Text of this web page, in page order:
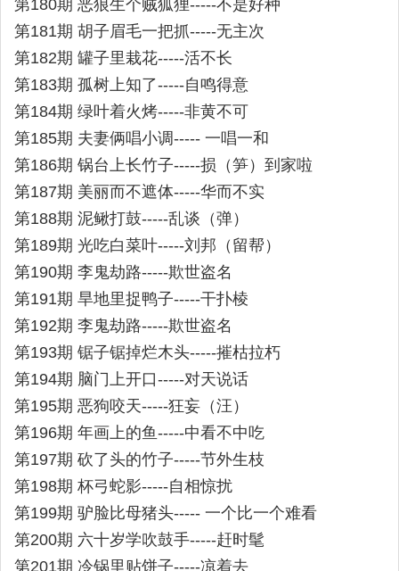
第180期 恶狼生个贼狐狸-----不是好种
第181期 胡子眉毛一把抓-----无主次
第182期 罐子里栽花-----活不长
第183期 孤树上知了-----自鸣得意
第184期 绿叶着火烤-----非黄不可
第185期 夫妻俩唱小调----- 一唱一和
第186期 锅台上长竹子-----损（笋）到家啦
第187期 美丽而不遮体-----华而不实
第188期 泥鳅打鼓-----乱谈（弹）
第189期 光吃白菜叶-----刘邦（留帮）
第190期 李鬼劫路-----欺世盗名
第191期 旱地里捉鸭子-----干扑棱
第192期 李鬼劫路-----欺世盗名
第193期 锯子锯掉烂木头-----摧枯拉朽
第194期 脑门上开口-----对天说话
第195期 恶狗咬天-----狂妄（汪）
第196期 年画上的鱼-----中看不中吃
第197期 砍了头的竹子-----节外生枝
第198期 杯弓蛇影-----自相惊扰
第199期 驴脸比母猪头----- 一个比一个难看
第200期 六十岁学吹鼓手-----赶时髦
第201期 冷锅里贴饼子-----凉着去